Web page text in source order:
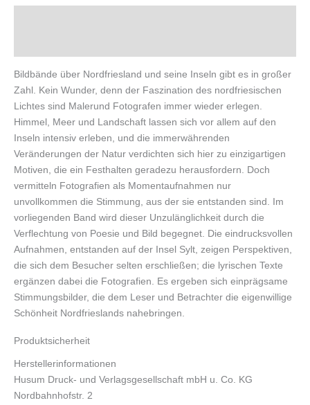
Bildbände über Nordfriesland und seine Inseln gibt es in großer
Zahl. Kein Wunder, denn der Faszination des nordfriesischen
Lichtes sind Malerund Fotografen immer wieder erlegen.
Himmel, Meer und Landschaft lassen sich vor allem auf den
Inseln intensiv erleben, und die immerwährenden
Veränderungen der Natur verdichten sich hier zu einzigartigen
Motiven, die ein Festhalten geradezu herausfordern. Doch
vermitteln Fotografien als Momentaufnahmen nur
unvollkommen die Stimmung, aus der sie entstanden sind. Im
vorliegenden Band wird dieser Unzulänglichkeit durch die
Verflechtung von Poesie und Bild begegnet. Die eindrucksvollen
Aufnahmen, entstanden auf der Insel Sylt, zeigen Perspektiven,
die sich dem Besucher selten erschließen; die lyrischen Texte
ergänzen dabei die Fotografien. Es ergeben sich einprägsame
Stimmungsbilder, die dem Leser und Betrachter die eigenwillige
Schönheit Nordfrieslands nahebringen.
Produktsicherheit
Herstellerinformationen
Husum Druck- und Verlagsgesellschaft mbH u. Co. KG
Nordbahnhofstr. 2